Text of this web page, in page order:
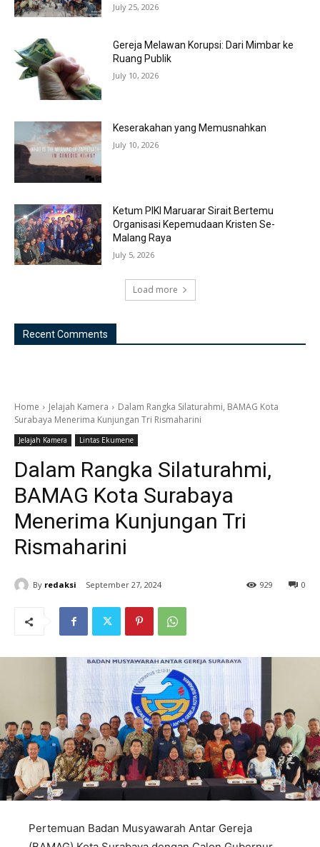
July 25, 2026
Gereja Melawan Korupsi: Dari Mimbar ke
Ruang Publik
July 10, 2026
Keserakahan yang Memusnahkan
July 10, 2026
Ketum PIKI Maruarar Sirait Bertemu
Organisasi Kepemudaan Kristen Se-
Malang Raya
July 5, 2026
Load more
Recent Comments